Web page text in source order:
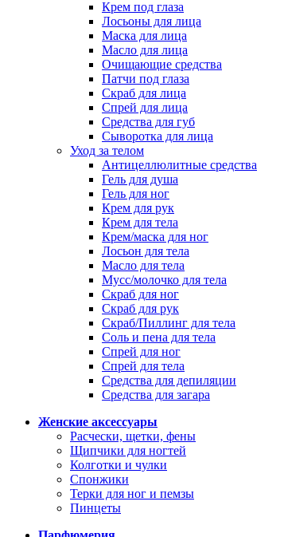
Крем под глаза
Лосьоны для лица
Маска для лица
Масло для лица
Очищающие средства
Патчи под глаза
Скраб для лица
Спрей для лица
Средства для губ
Сыворотка для лица
Уход за телом
Антицеллюлитные средства
Гель для душа
Гель для ног
Крем для рук
Крем для тела
Крем/маска для ног
Лосьон для тела
Масло для тела
Мусс/молочко для тела
Скраб для ног
Скраб для рук
Скраб/Пиллинг для тела
Соль и пена для тела
Спрей для ног
Спрей для тела
Средства для депиляции
Средства для загара
Женские аксессуары
Расчески, щетки, фены
Щипчики для ногтей
Колготки и чулки
Спонжики
Терки для ног и пемзы
Пинцеты